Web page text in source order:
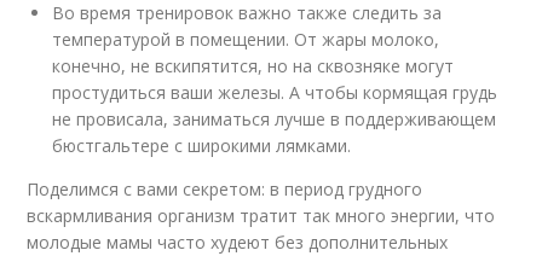
Во время тренировок важно также следить за
температурой в помещении. От жары молоко,
конечно, не вскипятится, но на сквозняке могут
простудиться ваши железы. А чтобы кормящая грудь
не провисала, заниматься лучше в поддерживающем
бюстгальтере с широкими лямками.
Поделимся с вами секретом: в период грудного
вскармливания организм тратит так много энергии, что
молодые мамы часто худеют без дополнительных